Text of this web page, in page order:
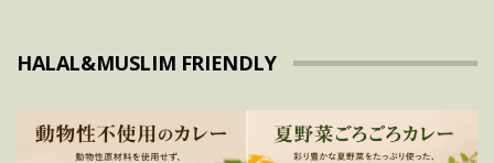
HALAL&MUSLIM FRIENDLY